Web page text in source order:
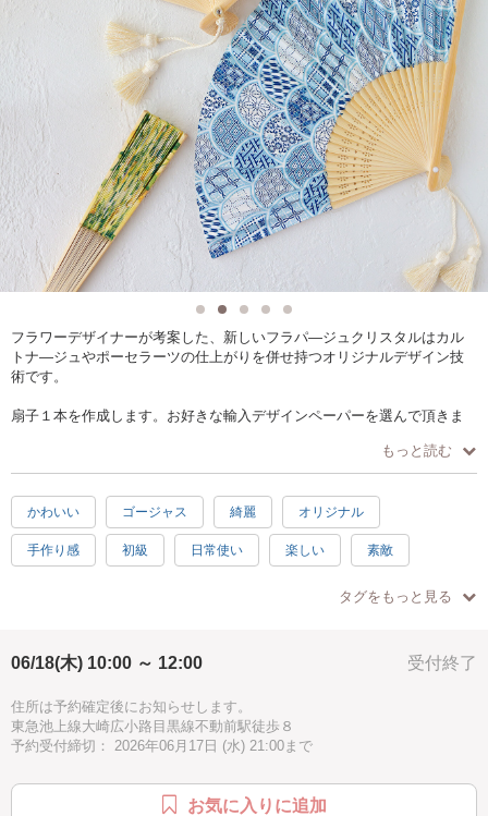
フラワーデザイナーが考案した、新しいフラパ―ジュクリスタルはカル
トナ―ジュやポーセラーツの仕上がりを併せ持つオリジナルデザイン技
術です。
扇子１本を作成します。お好きな輸入デザインペーパーを選んで頂きま
１枚貼りとカット貼りと２種類の方法があります。それを選んで頂きま
す
仕上がりが全然違っていきます。
決っして同じ物はできないです。
最後にタッセルと✨スワロフスキーを貼りおしゃれに仕上げます。仰ぐた
スワロの貼り方、タッセルの貼り方を学びます
もっと読む
かわいい ゴージャス 綺麗 オリジナル
手作り感 初級 日常使い 楽しい 素敵
ハッピー
タグをもっと見る
受付終了
06/18(木) 10:00 ～ 12:00
住所は予約確定後にお知らせします。
東急池上線大崎広小路目黒線不動前駅徒歩８
予約受付締切： 2026年06月17日 (水) 21:00まで
お気に入りに追加